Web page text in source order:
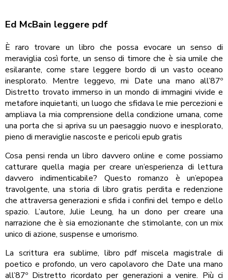
Ed McBain leggere pdf
È raro trovare un libro che possa evocare un senso di
meraviglia così forte, un senso di timore che è sia umile che
esilarante, come stare leggere bordo di un vasto oceano
inesplorato. Mentre leggevo, mi Date una mano all’87º
Distretto trovato immerso in un mondo di immagini vivide e
metafore inquietanti, un luogo che sfidava le mie percezioni e
ampliava la mia comprensione della condizione umana, come
una porta che si apriva su un paesaggio nuovo e inesplorato,
pieno di meraviglie nascoste e pericoli epub gratis
Cosa pensi renda un libro davvero online e come possiamo
catturare quella magia per creare un’esperienza di lettura
davvero indimenticabile? Questo romanzo è un’epopea
travolgente, una storia di libro gratis perdita e redenzione
che attraversa generazioni e sfida i confini del tempo e dello
spazio. L’autore, Julie Leung, ha un dono per creare una
narrazione che è sia emozionante che stimolante, con un mix
unico di azione, suspense e umorismo.
La scrittura era sublime, libro pdf miscela magistrale di
poetico e profondo, un vero capolavoro che Date una mano
all’87º Distretto ricordato per generazioni a venire. Più ci